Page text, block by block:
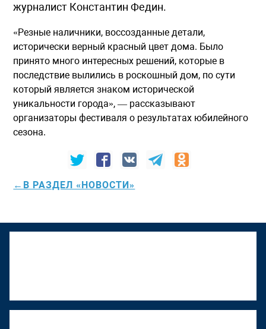
журналист Константин Федин.
«Резные наличники, воссозданные детали,
исторически верный красный цвет дома. Было
принято много интересных решений, которые в
последствие вылились в роскошный дом, по сути
который является знаком исторической
уникальности города», — рассказывают
организаторы фестиваля о результатах юбилейного
сезона.
←В РАЗДЕЛ «НОВОСТИ»